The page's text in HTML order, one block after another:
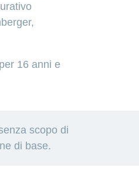
16 anni e
scopo di
di base.